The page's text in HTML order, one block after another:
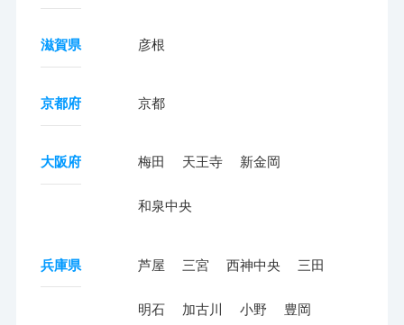
滋賀県 彦根
京都府 京都
大阪府 梅田 天王寺 新金岡
和泉中央
兵庫県 芦屋 三宮 西神中央 三田
明石 加古川 小野 豊岡